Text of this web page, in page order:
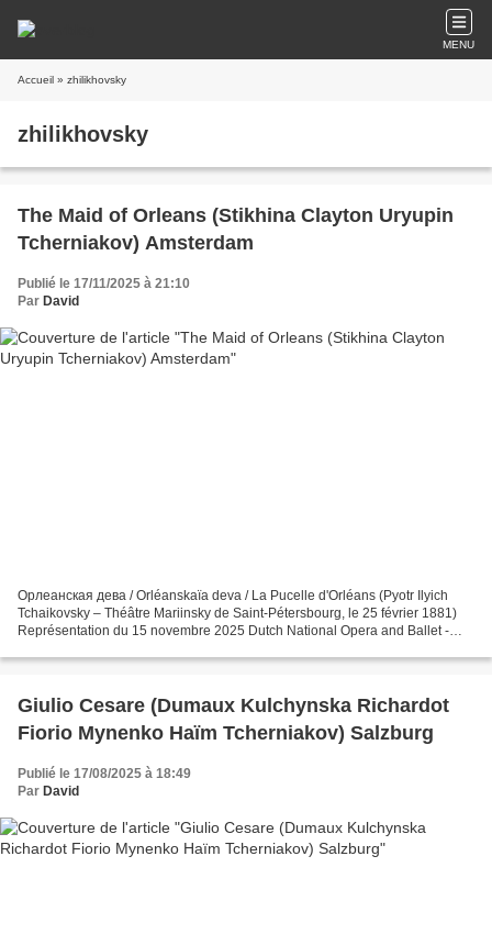
MENU
Accueil » zhilikhovsky
zhilikhovsky
The Maid of Orleans (Stikhina Clayton Uryupin
Tcherniakov) Amsterdam
Publié le 17/11/2025 à 21:10
Par David
Орлеанская дева / Orléanskaïa deva / La Pucelle d'Orléans (Pyotr Ilyich
Tchaikovsky – Théâtre Mariinsky de Saint-Pétersbourg, le 25 février 1881)
Représentation du 15 novembre 2025 Dutch National Opera and Ballet -
Giulio Cesare (Dumaux Kulchynska Richardot
Fiorio Mynenko Haïm Tcherniakov) Salzburg
Publié le 17/08/2025 à 18:49
Par David